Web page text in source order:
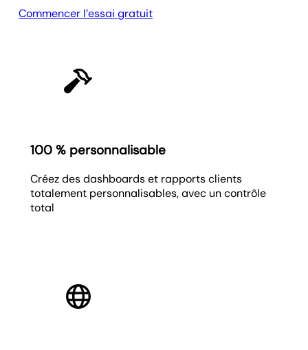
Commencer l’essai gratuit
100 % personnalisable
Créez des dashboards et rapports clients
totalement personnalisables, avec un contrôle
total